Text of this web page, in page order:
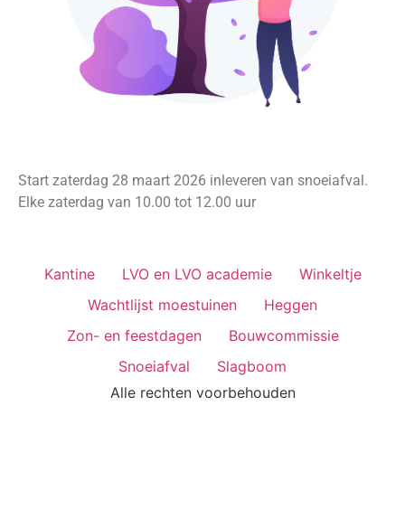
Start zaterdag 28 maart 2026 inleveren van snoeiafval.
Elke zaterdag van 10.00 tot 12.00 uur
Kantine LVO en LVO academie
Winkeltje
Wachtlijst moestuinen
Heggen
Zon- en feestdagen
Bouwcommissie
Snoeiafval
Slagboom
Alle rechten voorbehouden